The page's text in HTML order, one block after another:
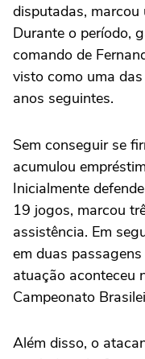
disputadas, marcou
Durante o período,
comando de
visto como uma
anos seguintes.
Sem conseguir se
acumulou
Inicialmente
19 jogos, marcou
assistência. Em
em duas
atuação aconteceu
Campeonato
Além disso, o